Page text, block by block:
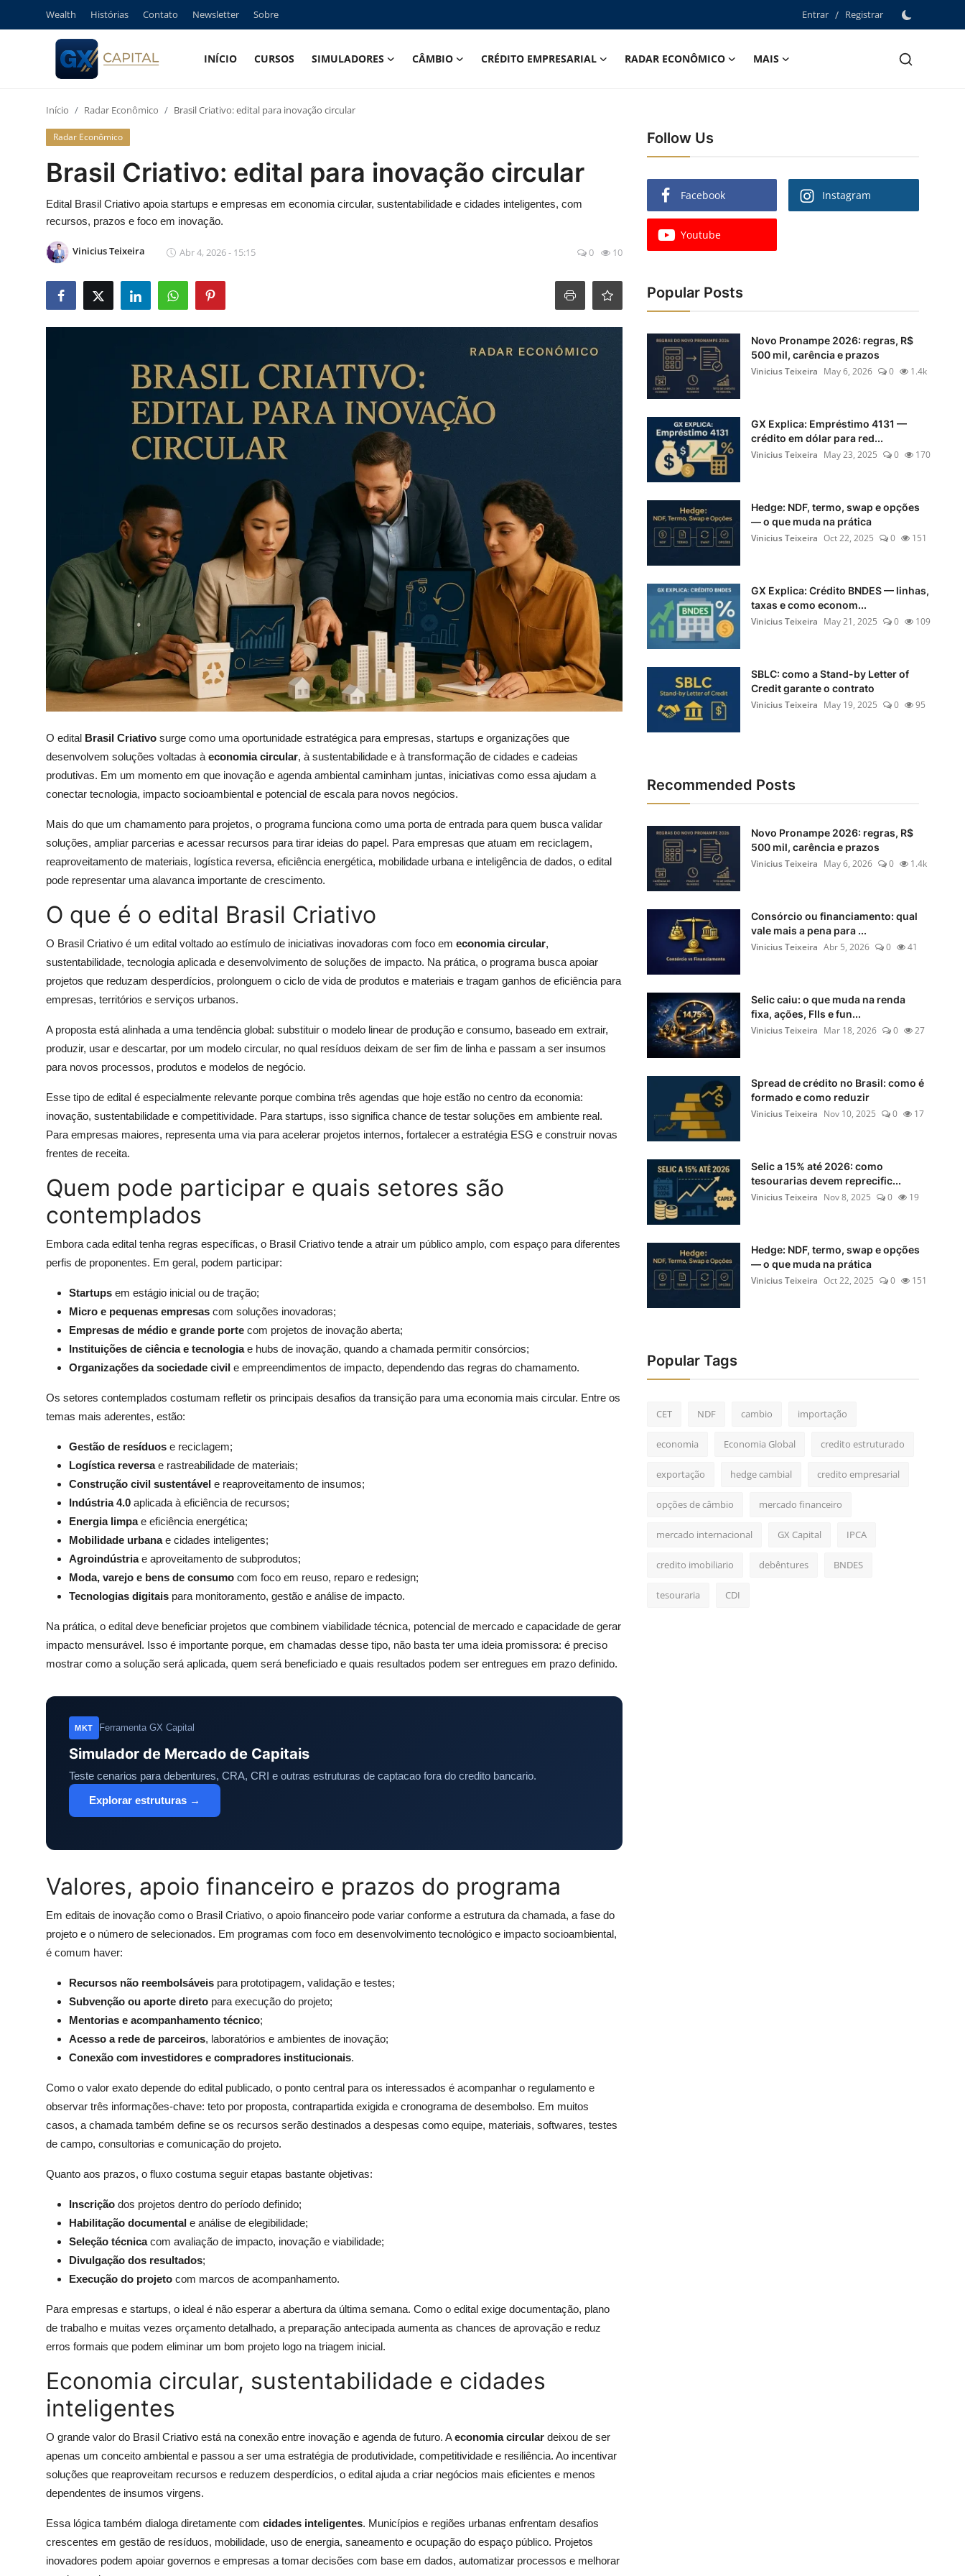
Wealth Histórias Contato Newsletter Sobre Entrar / Registrar
INÍCIO CURSOS SIMULADORES CÂMBIO CRÉDITO EMPRESARIAL RADAR ECONÔMICO
MAIS
Entrar
Wealth
Histórias
Seguro de Vida
Motores do Brasil
Início Radar Econômico Brasil Criativo: edital para inovação circular
Radar Econômico
Brasil Criativo: edital para inovação circular
Edital Brasil Criativo apoia startups e empresas em economia circular, sustentabilidade e cidades inteligentes, com
recursos, prazos e foco em inovação.
Vinicius Teixeira Abr 4, 2026 - 15:15 0 10
O edital Brasil Criativo surge como uma oportunidade estratégica para empresas, startups e organizações que
desenvolvem soluções voltadas à economia circular, à sustentabilidade e à transformação de cidades e cadeias
produtivas. Em um momento em que inovação e agenda ambiental caminham juntas, iniciativas como essa ajudam a
conectar tecnologia, impacto socioambiental e potencial de escala para novos negócios.
Mais do que um chamamento para projetos, o programa funciona como uma porta de entrada para quem busca validar
soluções, ampliar parcerias e acessar recursos para tirar ideias do papel. Para empresas que atuam em reciclagem,
reaproveitamento de materiais, logística reversa, eficiência energética, mobilidade urbana e inteligência de dados, o edital
pode representar uma alavanca importante de crescimento.
O que é o edital Brasil Criativo
O Brasil Criativo é um edital voltado ao estímulo de iniciativas inovadoras com foco em economia circular,
sustentabilidade, tecnologia aplicada e desenvolvimento de soluções de impacto. Na prática, o programa busca apoiar
projetos que reduzam desperdícios, prolonguem o ciclo de vida de produtos e materiais e tragam ganhos de eficiência para
empresas, territórios e serviços urbanos.
A proposta está alinhada a uma tendência global: substituir o modelo linear de produção e consumo, baseado em extrair,
produzir, usar e descartar, por um modelo circular, no qual resíduos deixam de ser fim de linha e passam a ser insumos
para novos processos, produtos e modelos de negócio.
Esse tipo de edital é especialmente relevante porque combina três agendas que hoje estão no centro da economia:
inovação, sustentabilidade e competitividade. Para startups, isso significa chance de testar soluções em ambiente real.
Para empresas maiores, representa uma via para acelerar projetos internos, fortalecer a estratégia ESG e construir novas
frentes de receita.
Quem pode participar e quais setores são
contemplados
Embora cada edital tenha regras específicas, o Brasil Criativo tende a atrair um público amplo, com espaço para diferentes
perfis de proponentes. Em geral, podem participar:
Startups em estágio inicial ou de tração;
Micro e pequenas empresas com soluções inovadoras;
Empresas de médio e grande porte com projetos de inovação aberta;
Instituições de ciência e tecnologiae hubs de inovação, quando a chamada permitir consórcios;
Organizações da sociedade civil e empreendimentos de impacto, dependendo das regras do chamamento.
Os setores contemplados costumam refletir os principais desafios da transição para uma economia mais circular. Entre os
temas mais aderentes, estão:
Gestão de resíduos e reciclagem;
Logística reversae rastreabilidade de materiais;
Construção civil sustentável e reaproveitamento de insumos;
Indústria 4.0 aplicada à eficiência de recursos;
Energia limpae eficiência energética;
Mobilidade urbanae cidades inteligentes;
Agroindústriae aproveitamento de subprodutos;
Moda, varejo e bens de consumo com foco em reuso, reparo e redesign;
Tecnologias digitais para monitoramento, gestão e análise de impacto.
Na prática, o edital deve beneficiar projetos que combinem viabilidade técnica, potencial de mercado e capacidade de gerar
impacto mensurável. Isso é importante porque, em chamadas desse tipo, não basta ter uma ideia promissora: é preciso
mostrar como a solução será aplicada, quem será beneficiado e quais resultados podem ser entregues em prazo definido.
MKT Ferramenta GX Capital
Simulador de Mercado de Capitais
Teste cenarios para debentures, CRA, CRI e outras estruturas de captacao fora do credito bancario.
Explorar estruturas →
Valores, apoio financeiro e prazos do programa
Em editais de inovação como o Brasil Criativo, o apoio financeiro pode variar conforme a estrutura da chamada, a fase do
projeto e o número de selecionados. Em programas com foco em desenvolvimento tecnológico e impacto socioambiental,
é comum haver:
Recursos não reembolsáveis para prototipagem, validação e testes;
Subvenção ou aporte direto para execução do projeto;
Mentorias e acompanhamento técnico;
Acesso a rede de parceiros, laboratórios e ambientes de inovação;
Conexão com investidores e compradores institucionais.
Como o valor exato depende do edital publicado, o ponto central para os interessados é acompanhar o regulamento e
observar três informações-chave: teto por proposta, contrapartida exigida e cronograma de desembolso. Em muitos
casos, a chamada também define se os recursos serão destinados a despesas como equipe, materiais, softwares, testes
de campo, consultorias e comunicação do projeto.
Quanto aos prazos, o fluxo costuma seguir etapas bastante objetivas:
Inscrição dos projetos dentro do período definido;
Habilitação documental e análise de elegibilidade;
Seleção técnicacom avaliação de impacto, inovação e viabilidade;
Divulgação dos resultados;
Execução do projeto com marcos de acompanhamento.
Para empresas e startups, o ideal é não esperar a abertura da última semana. Como o edital exige documentação, plano
de trabalho e muitas vezes orçamento detalhado, a preparação antecipada aumenta as chances de aprovação e reduz
erros formais que podem eliminar um bom projeto logo na triagem inicial.
Economia circular, sustentabilidade e cidades
inteligentes
O grande valor do Brasil Criativo está na conexão entre inovação e agenda de futuro. Aeconomia circular deixou de ser
apenas um conceito ambiental e passou a ser uma estratégia de produtividade, competitividade e resiliência. Ao incentivar
soluções que reaproveitam recursos e reduzem desperdícios, o edital ajuda a criar negócios mais eficientes e menos
dependentes de insumos virgens.
Essa lógica também dialoga diretamente com cidades inteligentes. Municípios e regiões urbanas enfrentam desafios
crescentes em gestão de resíduos, mobilidade, uso de energia, saneamento e ocupação do espaço público. Projetos
inovadores podem apoiar governos e empresas a tomar decisões com base em dados, automatizar processos e melhorar
Follow Us
Facebook Instagram
Youtube
Popular Posts
Novo Pronampe 2026: regras, R$
500 mil, carência e prazos
Vinicius Teixeira May 6, 2026 0 1.4k
GX Explica: Empréstimo 4131 —
crédito em dólar para red...
Vinicius Teixeira May 23, 2025 0 170
Hedge: NDF, termo, swap e opções
— o que muda na prática
Vinicius Teixeira Oct 22, 2025 0 151
GX Explica: Crédito BNDES — linhas,
taxas e como econom...
Vinicius Teixeira May 21, 2025 0 109
SBLC: como a Stand-by Letter of
Credit garante o contrato
Vinicius Teixeira May 19, 2025 0 95
Recommended Posts
Novo Pronampe 2026: regras, R$
500 mil, carência e prazos
Vinicius Teixeira May 6, 2026 0 1.4k
Consórcio ou financiamento: qual
vale mais a pena para ...
Vinicius Teixeira Abr 5, 2026 0 41
Selic caiu: o que muda na renda
fixa, ações, FIIs e fun...
Vinicius Teixeira Mar 18, 2026 0 27
Spread de crédito no Brasil: como é
formado e como reduzir
Vinicius Teixeira Nov 10, 2025 0 17
Selic a 15% até 2026: como
tesourarias devem reprecific...
Vinicius Teixeira Nov 8, 2025 0 19
Hedge: NDF, termo, swap e opções
— o que muda na prática
Vinicius Teixeira Oct 22, 2025 0 151
Popular Tags
CET NDF cambio importação
economia Economia Global credito estruturado
exportação hedge cambial credito empresarial
opções de câmbio mercado financeiro
mercado internacional GX Capital IPCA
credito imobiliario debêntures BNDES
tesouraria CDI